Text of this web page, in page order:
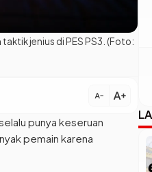
jenius di PES PS3. (Foto:
text_decrease text_increase
punya keseruan
pemain karena